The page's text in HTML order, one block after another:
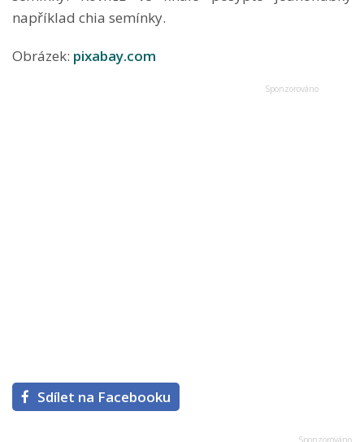
například chia semínky.
Obrázek: pixabay.com
Sdílet na Facebooku